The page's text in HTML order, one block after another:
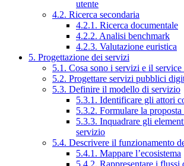
utente
4.2. Ricerca secondaria
4.2.1. Ricerca documentale
4.2.2. Analisi benchmark
4.2.3. Valutazione euristica
5. Progettazione dei servizi
5.1. Cosa sono i servizi e il service
5.2. Progettare servizi pubblici
5.3. Definire il modello di servizio
5.3.1. Identificare gli attori
5.3.2. Formulare la
5.3.3. Inquadrare gli
servizio
5.4. Descrivere il funzionamento
5.4.1. Mappare l’ecosistema
5.4.2. Rappresentare i flussi